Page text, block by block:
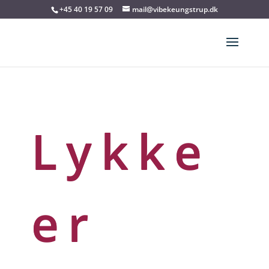
+45 40 19 57 09 mail@vibekeungstrup.dk
Lykke
er